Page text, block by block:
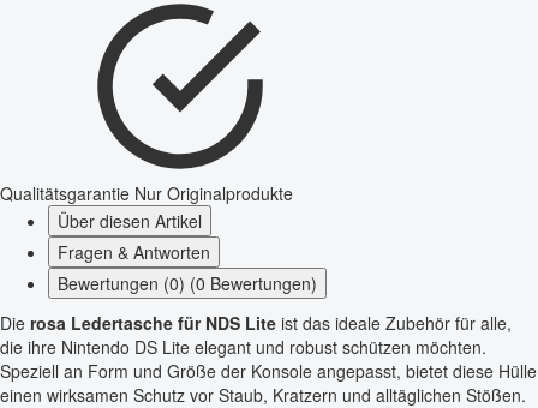
Qualitätsgarantie Nur Originalprodukte
Über diesen Artikel
Fragen & Antworten
Bewertungen (0) (0 Bewertungen)
Die rosa Ledertasche für NDS Lite ist das ideale Zubehör für alle,
die ihre Nintendo DS Lite elegant und robust schützen möchten.
Speziell an Form und Größe der Konsole angepasst, bietet diese Hülle
einen wirksamen Schutz vor Staub, Kratzern und alltäglichen Stößen.